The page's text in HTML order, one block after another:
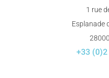
1 rue
Esplanade
+33